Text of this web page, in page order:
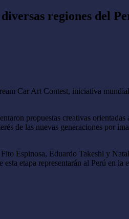
regiones del
Car Art Contest, iniciativa
propuestas creativas
de las nuevas generaciones por
Espinosa, Eduardo Takeshi y
etapa representarán al Perú en